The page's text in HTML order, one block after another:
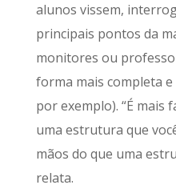
alunos vissem,
principais pontos da
monitores ou
forma mais completa
por exemplo). “É mais
uma estrutura que
mãos do que uma
relata.